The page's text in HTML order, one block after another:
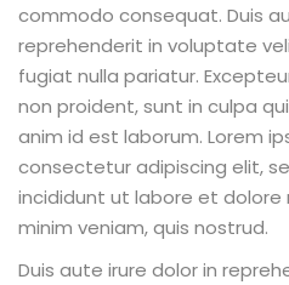
commodo consequat. Duis
reprehenderit in voluptate
fugiat nulla pariatur.
non proident, sunt in culpa
anim id est laborum. Lorem
consectetur adipiscing elit,
incididunt ut labore et dolore
minim veniam, quis nostrud.
Duis aute irure dolor in